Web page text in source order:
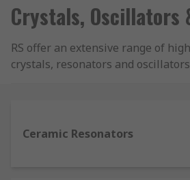
Crystals, Oscillators
RS offer an extensive range of
crystals, resonators and
What are Crystals, Oscillators
Ceramic Resonators